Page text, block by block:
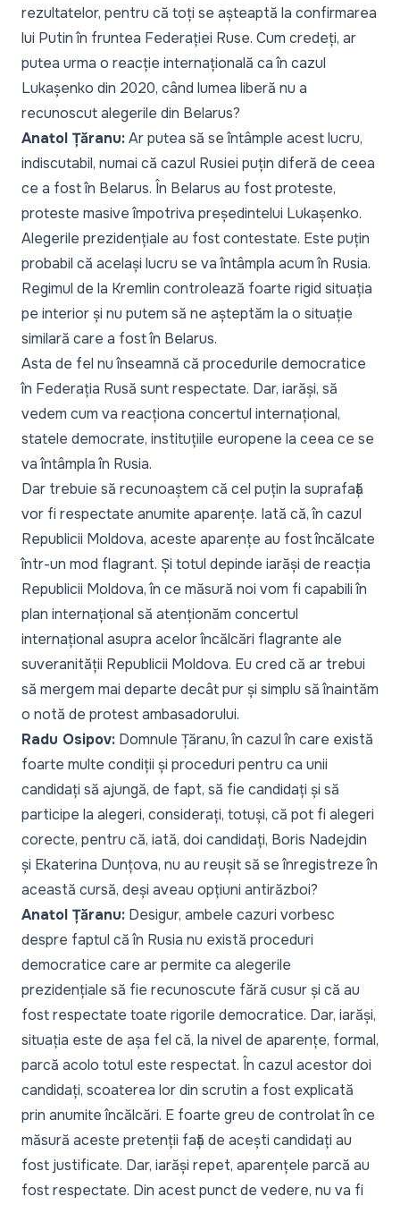
rezultatelor, pentru că toți se așteaptă la confirmarea
lui Putin în fruntea Federației Ruse. Cum credeți, ar
putea urma o reacție internațională ca în cazul
Lukașenko din 2020, când lumea liberă nu a
recunoscut alegerile din Belarus?
Anatol Țăranu:Ar putea să se întâmple acest lucru,
indiscutabil, numai că cazul Rusiei puțin diferă de ceea
ce a fost în Belarus. În Belarus au fost proteste,
proteste masive împotriva președintelui Lukașenko.
Alegerile prezidențiale au fost contestate. Este puțin
probabil că același lucru se va întâmpla acum în Rusia.
Regimul de la Kremlin controlează foarte rigid situația
pe interior și nu putem să ne așteptăm la o situație
similară care a fost în Belarus.
Asta de fel nu înseamnă că procedurile democratice
în Federația Rusă sunt respectate. Dar, iarăși, să
vedem cum va reacționa concertul internațional,
statele democrate, instituțiile europene la ceea ce se
va întâmpla în Rusia.
Dar trebuie să recunoaștem că cel puțin la suprafață
vor fi respectate anumite aparențe. Iată că, în cazul
Republicii Moldova, aceste aparențe au fost încălcate
într-un mod flagrant. Și totul depinde iarăși de reacția
Republicii Moldova, în ce măsură noi vom fi capabili în
plan internațional să atenționăm concertul
internațional asupra acelor încălcări flagrante ale
suveranității Republicii Moldova. Eu cred că ar trebui
să mergem mai departe decât pur și simplu să înaintăm
o notă de protest ambasadorului.
Radu Osipov: Domnule Țăranu, în cazul în care există
foarte multe condiții și proceduri pentru ca unii
candidați să ajungă, de fapt, să fie candidați și să
participe la alegeri, considerați, totuși, că pot fi alegeri
corecte, pentru că, iată, doi candidați, Boris Nadejdin
și Ekaterina Dunțova, nu au reușit să se înregistreze în
această cursă, deși aveau opțiuni antirăzboi?
Anatol Țăranu: Desigur, ambele cazuri vorbesc
despre faptul că în Rusia nu există proceduri
democratice care ar permite ca alegerile
prezidențiale să fie recunoscute fără cusur și că au
fost respectate toate rigorile democratice. Dar, iarăși,
situația este de așa fel că, la nivel de aparențe, formal,
parcă acolo totul este respectat. În cazul acestor doi
candidați, scoaterea lor din scrutin a fost explicată
prin anumite încălcări. E foarte greu de controlat în ce
măsură aceste pretenții față de acești candidați au
fost justificate. Dar, iarăși repet, aparențele parcă au
fost respectate. Din acest punct de vedere, nu va fi